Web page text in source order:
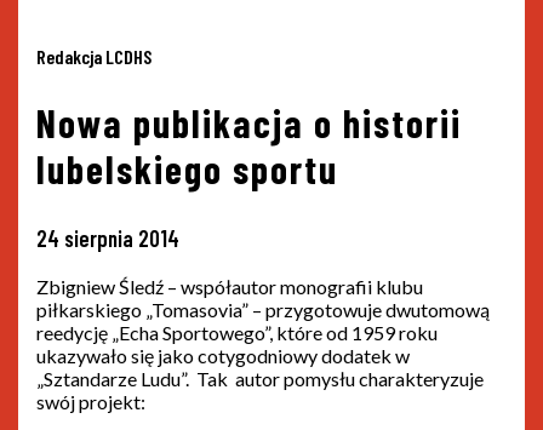
Redakcja LCDHS
Nowa publikacja o historii
lubelskiego sportu
24 sierpnia 2014
Zbigniew Śledź – współautor monografii klubu
piłkarskiego „Tomasovia” – przygotowuje dwutomową
reedycję „Echa Sportowego”, które od 1959 roku
ukazywało się jako cotygodniowy dodatek w
„Sztandarze Ludu”. Tak autor pomysłu charakteryzuje
swój projekt: